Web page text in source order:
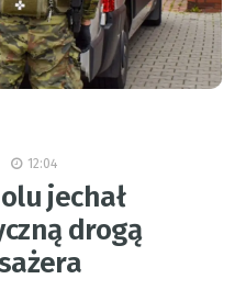
12:04
jechał
drogą